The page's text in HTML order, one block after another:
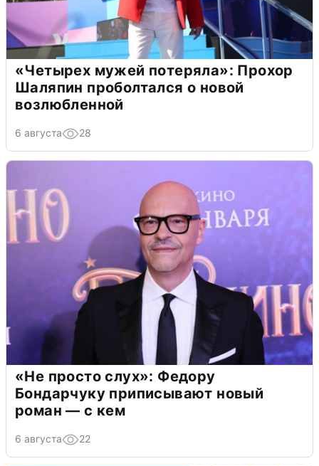
«Четырех мужей потеряла»: Прохор
Шаляпин проболтался о новой
возлюбленной
6 августа 28
«Не просто слух»: Федору
Бондарчуку приписывают новый
роман — с кем
6 августа 22